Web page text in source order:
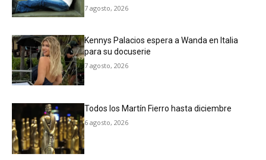
7 agosto, 2026
Kennys Palacios espera a Wanda en Italia
para su docuserie
7 agosto, 2026
Todos los Martín Fierro hasta diciembre
6 agosto, 2026